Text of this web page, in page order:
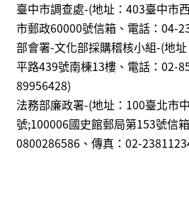
臺中市調查處-(地址：403臺中市
市郵政60000號信箱、電話：04-
部會署-文化部採購稽核小組-(地
平路439號南棟13樓、電話：02-
89956428)
法務部廉政署-(地址：100臺北市
號;100006國史館郵局第153號信
0800286586、傳真：02-